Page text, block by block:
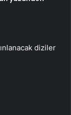
diziler